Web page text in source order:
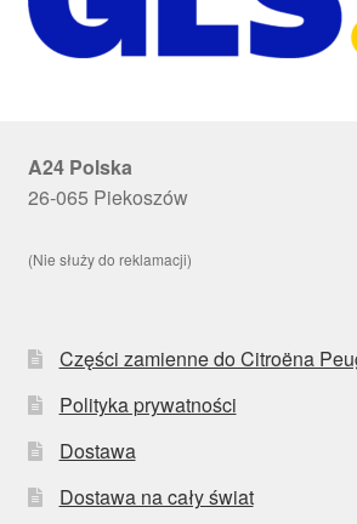
A24 Polska
26-065 Piekoszów
(Nie służy do reklamacji)
Części zamienne do Citroëna
Polityka prywatności
Dostawa
Dostawa na cały świat